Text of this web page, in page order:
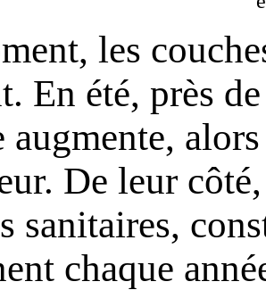
les
En été, près
augmente,
De leur
sanitaires,
chaque